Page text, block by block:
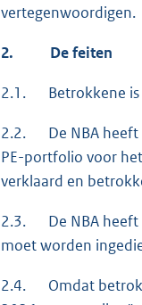
vertegenwoordigen.
2. De feiten
2.1. Betrokkene is
2.2. De NBA heeft
PE-portfolio voor
verklaard en
2.3. De NBA heeft
moet worden
2.4. Omdat